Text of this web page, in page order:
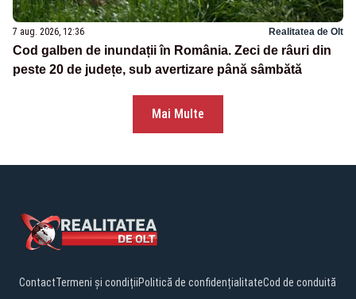
7 aug. 2026, 12:36 Realitatea de Olt
Cod galben de inundații în România. Zeci de râuri din
peste 20 de județe, sub avertizare până sâmbătă
Mai Multe
ContactTermeni și condițiiPolitică de confidențialitateCod de conduită